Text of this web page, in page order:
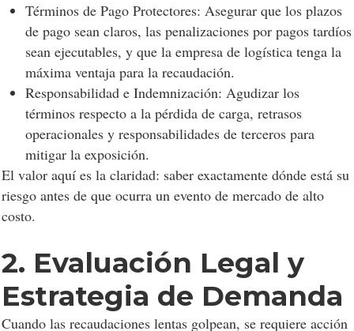
Términos de Pago Protectores: Asegurar que los plazos
de pago sean claros, las penalizaciones por pagos tardíos
sean ejecutables, y que la empresa de logística tenga la
máxima ventaja para la recaudación.
Responsabilidad e Indemnización: Agudizar los
términos respecto a la pérdida de carga, retrasos
operacionales y responsabilidades de terceros para
mitigar la exposición.
El valor aquí es la claridad: saber exactamente dónde está su
riesgo antes de que ocurra un evento de mercado de alto
costo.
2. Evaluación Legal y
Estrategia de Demanda
Cuando las recaudaciones lentas golpean, se requiere acción